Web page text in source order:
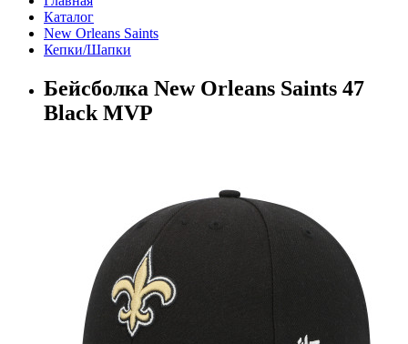
Каталог
New Orleans Saints
Кепки/Шапки
Бейсболка New Orleans Saints 47
Black MVP